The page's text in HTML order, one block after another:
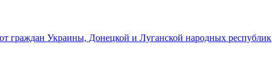
граждан Украины, Донецкой и Луганской народных республик